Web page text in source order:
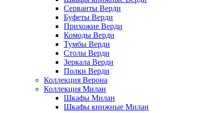
Серванты Верди
Буфеты Верди
Прихожие Верди
Комоды Верди
Тумбы Верди
Столы Верди
Зеркала Верди
Полки Верди
Коллекция Верона
Коллекция Милан
Шкафы Милан
Шкафы книжные Милан